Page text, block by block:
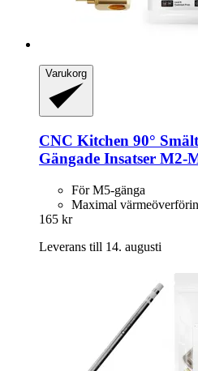
Varukorg
CNC Kitchen 90°
Gängade Insatser M2-​
För M5-gänga
Maximal
165 kr
Leverans till 14. augusti